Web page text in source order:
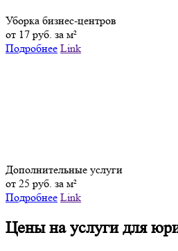
Уборка бизнес-центров
от 17 руб. за м²
Подробнее Link
Дополнительные услуги
от 25 руб. за м²
Подробнее Link
Цены на услуги для